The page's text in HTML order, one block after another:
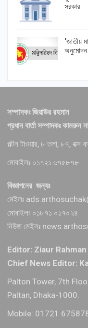
সরকার
‘জাতীয়
অনুমোদন
সম্পাদকঃ জিয়াউর রহমান
প্রধান বার্তা সম্পাদকঃ কামরুন
পল্টন টাওয়ার, ৮ তলা, ৮৭, বক্স
মোবাইলঃ ০১৭২১ ৬৭৫৮৭৮
বিজ্ঞাপনের জন্যঃ
মেইলঃ
মোবাইলঃ ০১৮৭১ ০১৭০২৪
নিউজ মেইলঃ
Editor: Ziaur Rahman
Chief News Editor:
Palton Tower, 7th
Paltan, Dhaka-1000.
Mobile: 01721